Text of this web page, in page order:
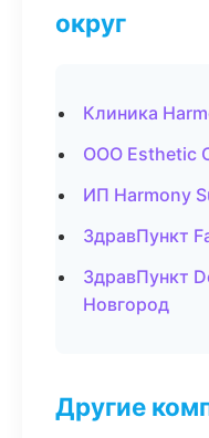
округ
Клиника
ООО Esthetic
ИП Harmony
ЗдравПункт
ЗдравПункт
Новгород
Другие